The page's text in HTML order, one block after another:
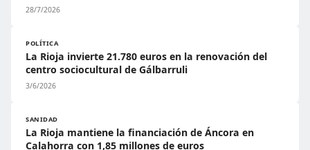
28/7/2026
POLÍTICA
La Rioja invierte 21.780 euros en la renovación del
centro sociocultural de Gálbarruli
3/6/2026
SANIDAD
La Rioja mantiene la financiación de Áncora en
Calahorra con 1,85 millones de euros